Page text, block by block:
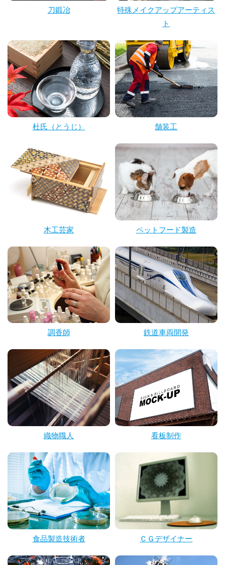
刀鍛冶
特殊メイクアップアーティス
ト
杜氏（とうじ） 舗装工
木工芸家 ペットフード製造
調香師 鉄道車両開発
織物職人 看板制作
食品製造技術者 ＣＧデザイナー